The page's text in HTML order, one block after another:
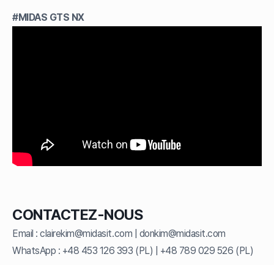
#MIDAS GTS NX
CONTACTEZ-NOUS
Email :clairekim@midasit.com | donkim@midasit.com
WhatsApp : +48 453 126 393 (PL) | +48 789 029 526 (PL)